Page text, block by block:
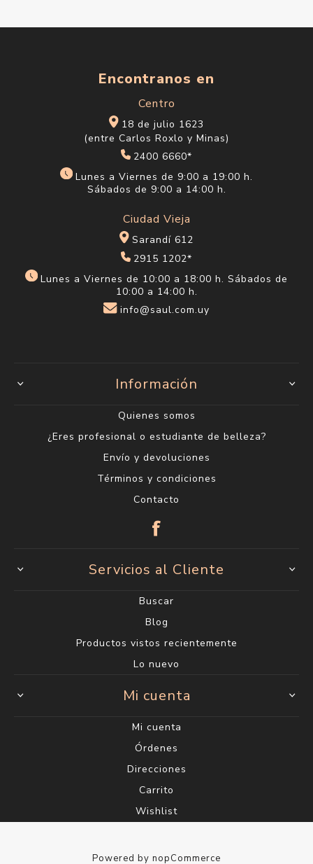
Encontranos en
Centro
18 de julio 1623
(entre Carlos Roxlo y Minas)
2400 6660*
Lunes a Viernes de 9:00 a 19:00 h.
Sábados de 9:00 a 14:00 h.
Ciudad Vieja
Sarandí 612
2915 1202*
Lunes a Viernes de 10:00 a 18:00 h. Sábados de
10:00 a 14:00 h.
info@saul.com.uy
Información
Quienes somos
¿Eres profesional o estudiante de belleza?
Envío y devoluciones
Términos y condiciones
Contacto
Servicios al Cliente
Buscar
Blog
Productos vistos recientemente
Lo nuevo
Mi cuenta
Mi cuenta
Órdenes
Direcciones
Carrito
Wishlist
Powered by nopCommerce